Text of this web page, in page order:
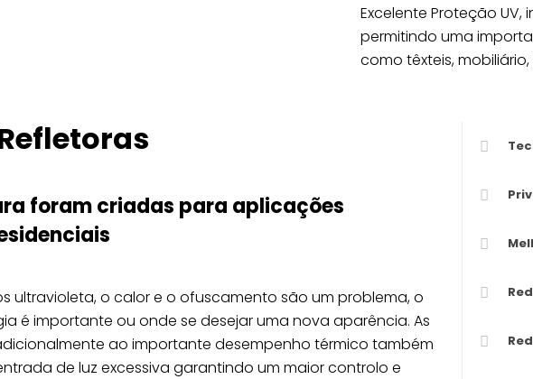
Excelente Proteção
permitindo uma
como têxteis,
foram criadas para aplicações
ultravioleta, o calor e o ofuscamento são um problema, o
é importante ou onde se desejar uma nova aparência. As
ao importante desempenho térmico também
de luz excessiva garantindo um maior controlo e